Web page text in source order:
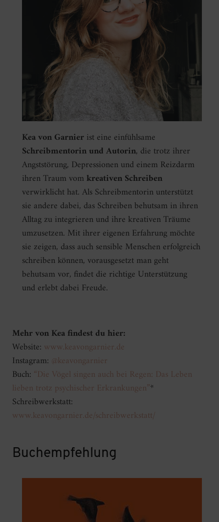
Kea von Garnierist eine einfühlsame
Schreibmentorin und Autorin, die trotz ihrer
Angststörung, Depressionen und einem Reizdarm
ihren Traum vomkreativen Schreiben
verwirklicht hat. Als Schreibmentorin unterstützt
sie andere dabei, das Schreiben behutsam in ihren
Alltag zu integrieren und ihre kreativen Träume
umzusetzen. Mit ihrer eigenen Erfahrung möchte
sie zeigen, dass auch sensible Menschen erfolgreich
schreiben können, vorausgesetzt man geht
behutsam vor, findet die richtige Unterstützung
und erlebt dabei Freude.
Mehr von Kea findest du hier:
Website: www.keavongarnier.de
Instagram: @keavongarnier
Buch: “Die Vögel singen auch bei Regen: Das Leben
lieben trotz psychischer Erkrankungen”*
Schreibwerkstatt:
www.keavongarnier.de/schreibwerkstatt/
Buchempfehlung